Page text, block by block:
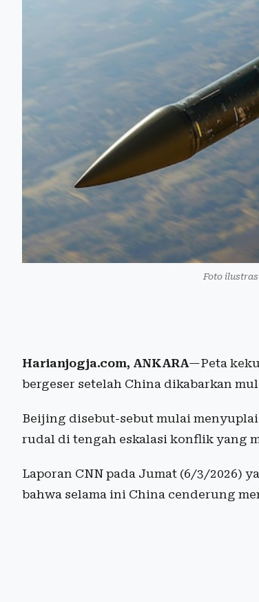
Foto
Harianjogja.com, ANKARA—Peta
bergeser setelah China dikabarkan
Beijing disebut-sebut mulai
rudal di tengah eskalasi konflik yang
Laporan CNN pada Jumat (6/3/2026)
bahwa selama ini China cenderung